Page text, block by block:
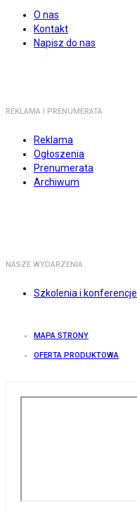
O nas
Kontakt
Napisz do nas
REKLAMA I PRENUMERATA
Reklama
Ogłoszenia
Prenumerata
Archiwum
NASZE WYDARZENIA
Szkolenia i konferencje
MAPA STRONY
OFERTA PRODUKTOWA